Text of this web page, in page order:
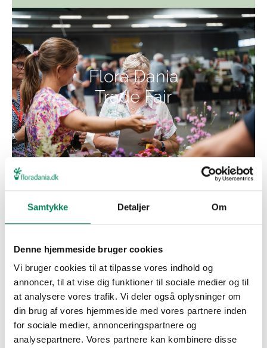
Samtykke Detaljer Om
Denne hjemmeside bruger cookies
Vi bruger cookies til at tilpasse vores indhold og
annoncer, til at vise dig funktioner til sociale medier og til
at analysere vores trafik. Vi deler også oplysninger om
din brug af vores hjemmeside med vores partnere inden
for sociale medier, annonceringspartnere og
analysepartnere. Vores partnere kan kombinere disse
Flora Dania
Trade Fair
Trade Fairs in
and outside of
Europe